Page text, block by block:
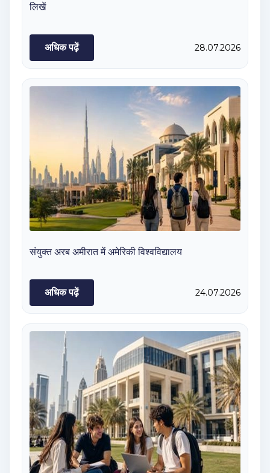
लिखें
अधिक पढ़ें 28.07.2026
संयुक्त अरब अमीरात में अमेरिकी विश्वविद्यालय
अधिक पढ़ें 24.07.2026